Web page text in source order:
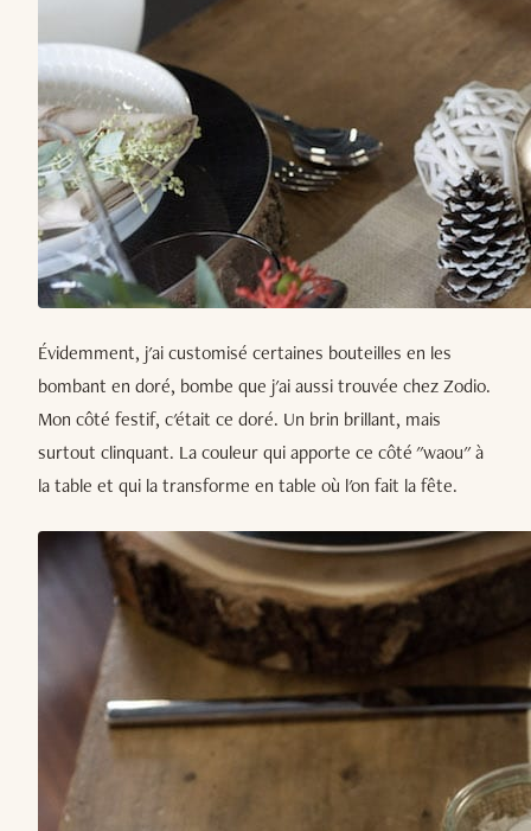
Évidemment, j'ai customisé certaines bouteilles en les
bombant en doré, bombe que j'ai aussi trouvée chez Zodio.
Mon côté festif, c'était ce doré. Un brin brillant, mais
surtout clinquant. La couleur qui apporte ce côté "waou" à
la table et qui la transforme en table où l'on fait la fête.